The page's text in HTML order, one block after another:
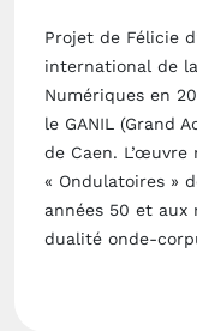
Projet de Félicie
international de
Numériques en
le GANIL (Grand
de Caen. L’œuvre
« Ondulatoires »
années 50 et
dualité onde-